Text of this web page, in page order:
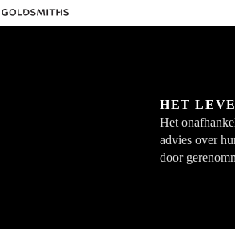
HET
Het
advies over
door